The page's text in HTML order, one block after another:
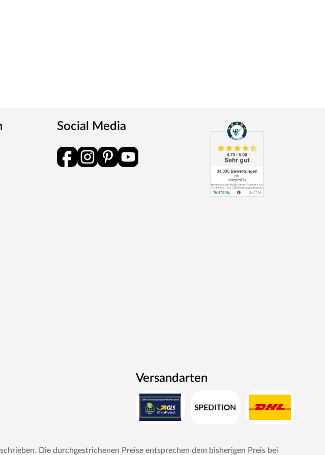
die
Social Media
Versandarten
Die durchgestrichenen Preise entsprechen dem bisherigen Preis bei